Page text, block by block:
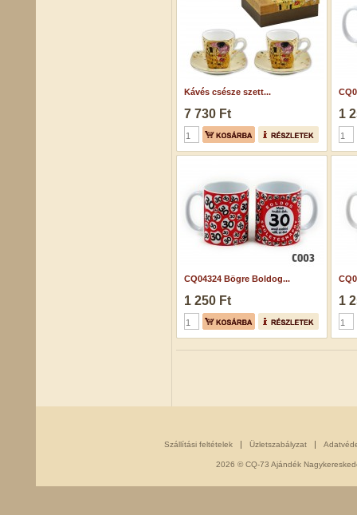
Kávés csésze szett...
7 730 Ft 1
CQ04324 Bögre Boldog...
1 250 Ft 1
Szállítási feltételek Üzletszabályzat
2026 © CQ-73 Ajándék